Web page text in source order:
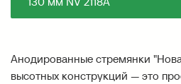
Анодированные стремянки
высотных конструкций — это